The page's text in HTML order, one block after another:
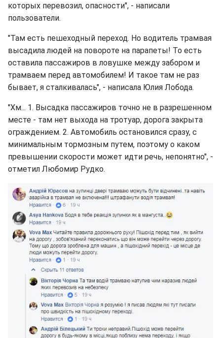
которых перевозил, опасности", - написали
пользователи.
"Там есть пешеходный переход. Но водитель трамвая
высадила людей на повороте на парапеты! То есть
оставила пассажиров в ловушке между забором и
трамваем перед автомобилем! И такое там не раз
бывает, я сталкивалась", - написала Юлия Лобода.
"Хм... 1. Высадка пассажиров точно не в разрешенном
месте - там нет выхода на тротуар, дорога закрыта
ограждением. 2. Автомобиль остановился сразу, с
минимальным тормозным путем, поэтому о каком
превышении скорости может идти речь, непонятно", -
отметил Любомир Рудко.